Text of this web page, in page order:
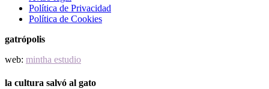
Política de Privacidad
Política de Cookies
gatrópolis
web: mintha estudio
la cultura salvó al gato